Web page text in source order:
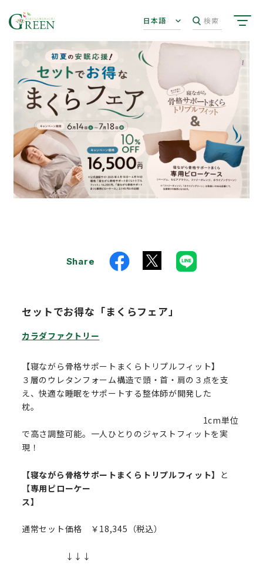
日本語 検索
Share
セットでお得な「まくらフェア」
カラダファクトリー
【寝ながら骨格サポートまくらトリプルフィット】
３層のウレタンフォーム構造で頭・首・肩の３点を支
え、快適な睡眠をサポートする整体師が開発した
枕。
1cm単位
で高さ調整可能。一人ひとりのジャストフィットを実
現！
【寝ながら骨格サポートまくらトリプルフィット】 と
【専用ピローケー
ス】
通常セット価格 ￥18,345（税込）
↓↓↓